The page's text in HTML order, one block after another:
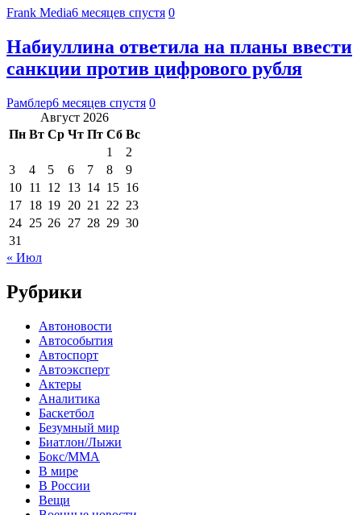
Frank Media6 месяцев спустя 0
Набиуллина ответила на планы ввести
санкции против цифрового рубля
Рамблер6 месяцев спустя 0
Август 2026
Пн Вт Ср Чт Пт Сб Вс
1
2
3
4 5 6 7 8
9
10 11 12 13 14 15 16
17 18 19 20 21 22 23
24 25 26 27 28 29 30
31
« Июл
Рубрики
Автоновости
Автособытия
Автоспорт
Автоэксперт
Актеры
Аналитика
Баскетбол
Безумный мир
Биатлон/Лыжи
Бокс/MMA
В мире
В России
Вещи